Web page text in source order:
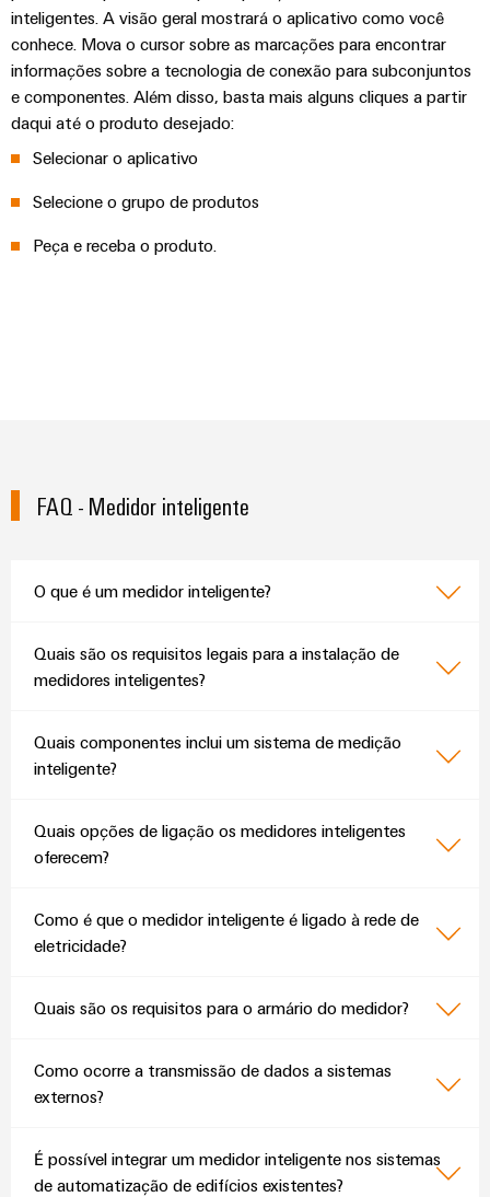
inteligentes. A visão geral mostrará o aplicativo como você
conhece. Mova o cursor sobre as marcações para encontrar
informações sobre a tecnologia de conexão para subconjuntos
e componentes. Além disso, basta mais alguns cliques a partir
daqui até o produto desejado:
Selecionar o aplicativo
Selecione o grupo de produtos
Peça e receba o produto.
FAQ - Medidor inteligente
O que é um medidor inteligente?
Quais são os requisitos legais para a instalação de
medidores inteligentes?
Quais componentes inclui um sistema de medição
inteligente?
Quais opções de ligação os medidores inteligentes
oferecem?
Como é que o medidor inteligente é ligado à rede de
eletricidade?
Quais são os requisitos para o armário do medidor?
Como ocorre a transmissão de dados a sistemas
externos?
É possível integrar um medidor inteligente nos sistemas
de automatização de edifícios existentes?